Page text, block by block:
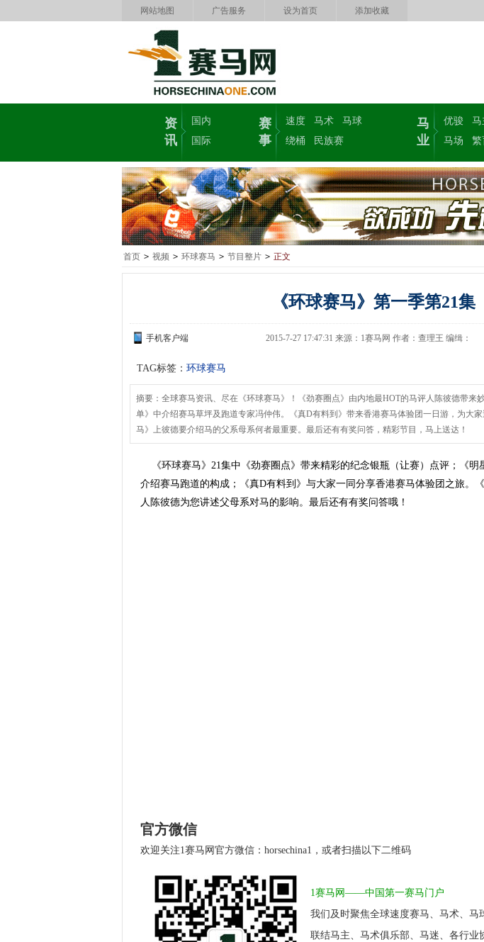
网站地图 广告服务 设为首页 添加收藏
资
讯
国内
国际
赛
事
速度 马术
马球
绕桶
民族赛
马
业
优骏 马
马场
繁
首页 > 视频 > 环球赛马 > 节目整片 > 正文
《环球赛马》第一季第21集
手机客户端 2015-7-27 17:47:31 来源：1赛马网 作者：查理王 编缉：
TAG标签： 环球赛马
摘要：全球赛马资讯、尽在《环球赛马》！《劲赛圈点》由内地最HOT的马评人陈彼德带来
单》中介绍赛马草坪及跑道专家冯仲伟。《真D有料到》带来香港赛马体验团一日游，为大
马》上彼德要介绍马的父系母系何者最重要。最后还有有奖问答，精彩节目，马上送达！
《环球赛马》21集中《劲赛圈点》带来精彩的纪念银瓶（让赛）点评；《明
介绍赛马跑道的构成；《真D有料到》与大家一同分享香港赛马体验团之旅。
人陈彼德为您讲述父母系对马的影响。最后还有有奖问答哦！
官方微信
欢迎关注1赛马网官方微信：horsechina1，或者扫描以下二维码
1赛马网——中国第一赛马门户
我们及时聚焦全球速度赛马、马术、马
联结马主、马术俱乐部、马迷、各行业